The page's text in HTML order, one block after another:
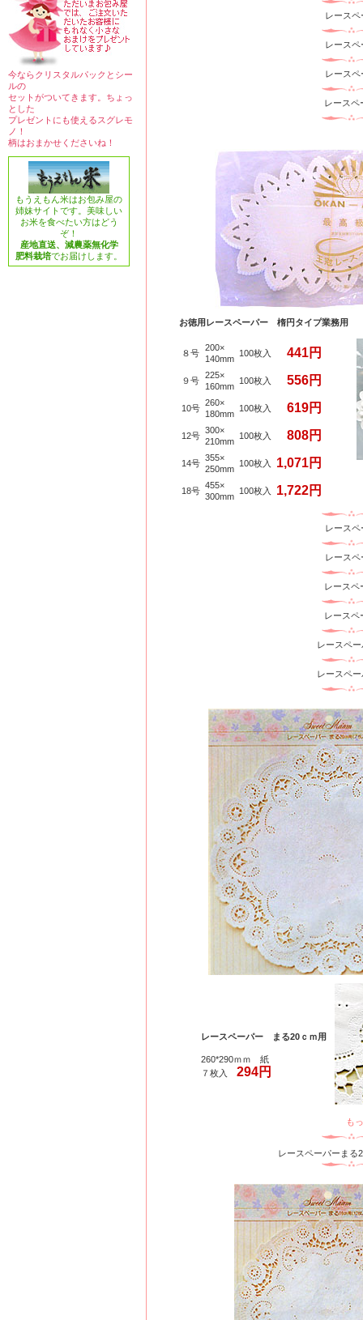
今ならクリスタルパックとシー
ルの
セットがついてきます。ちょっ
とした
プレゼントにも使えるスグレモ
ノ！
柄はおまかせくださいね！
もうえもん米はお包み屋の
姉妹サイトです。美味しい
お米を食べたい方はどう
ぞ！
産地直送、減農薬無化学
肥料栽培でお届けします。
レース
レース
レース
レース
お徳用レースペーパー 楕円タイプ業務用
８号
200×
140mm
100枚入 441円
９号
225×
160mm
100枚入 556円
10号
260×
180mm
100枚入 619円
12号
300×
210mm
100枚入 808円
14号
355×
250mm
100枚入 1,071円
18号
455×
300mm
100枚入 1,722円
レース
レース
レース
レース
レースペ
レースペ
レースペーパー まる20ｃｍ用
260*290ｍｍ 紙
７枚入 294円
も
レースペーパーま